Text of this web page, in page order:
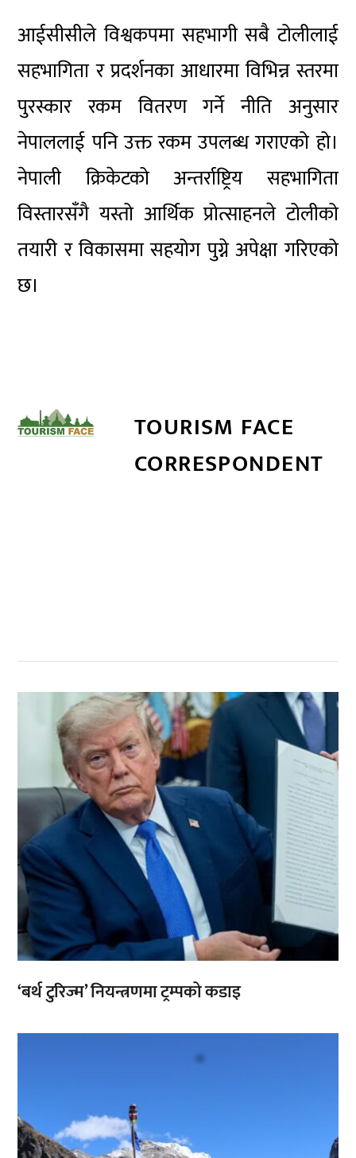
आईसीसीले विश्वकपमा सहभागी सबै टोलीलाई
सहभागिता र प्रदर्शनका आधारमा विभिन्न स्तरमा
पुरस्कार रकम वितरण गर्ने नीति अनुसार
नेपाललाई पनि उक्त रकम उपलब्ध गराएको हो।
नेपाली क्रिकेटको अन्तर्राष्ट्रिय सहभागिता
विस्तारसँगै यस्तो आर्थिक प्रोत्साहनले टोलीको
तयारी र विकासमा सहयोग पुग्ने अपेक्षा गरिएको
छ।
TOURISM FACE
CORRESPONDENT
‘बर्थ टुरिज्म’ नियन्त्रणमा ट्रम्पको कडाइ